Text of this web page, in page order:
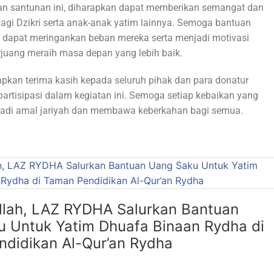
santunan ini, diharapkan dapat memberikan semangat dan
Dzikri serta anak-anak yatim lainnya. Semoga bantuan
meringankan beban mereka serta menjadi motivasi
meraih masa depan yang lebih baik.
terima kasih kepada seluruh pihak dan para donatur
dalam kegiatan ini. Semoga setiap kebaikan yang
amal jariyah dan membawa keberkahan bagi semua.
LAZ RYDHA Salurkan Bantuan
Untuk Yatim Dhuafa Binaan Rydha di
Al-Qur’an Rydha